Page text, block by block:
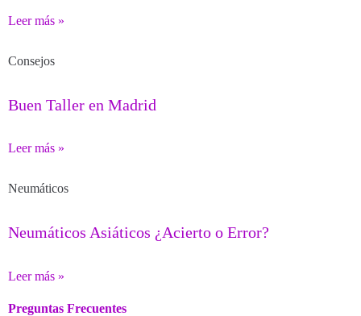
Leer más »
Consejos
Buen Taller en Madrid
Leer más »
Neumáticos
Neumáticos Asiáticos ¿Acierto o Error?
Leer más »
Preguntas Frecuentes